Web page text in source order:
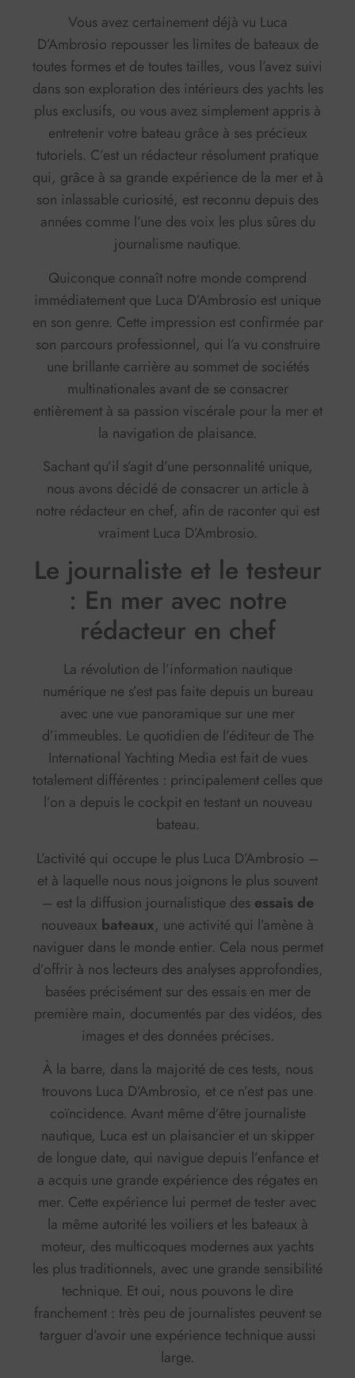
Vous avez certainement déjà vu Luca
D’Ambrosio repousser les limites de bateaux de
toutes formes et de toutes tailles, vous l’avez suivi
dans son exploration des intérieurs des yachts les
plus exclusifs, ou vous avez simplement appris à
entretenir votre bateau grâce à ses précieux
tutoriels. C’est un rédacteur résolument pratique
qui, grâce à sa grande expérience de la mer et à
son inlassable curiosité, est reconnu depuis des
années comme l’une des voix les plus sûres du
journalisme nautique.
Quiconque connaît notre monde comprend
immédiatement que Luca D’Ambrosio est unique
en son genre. Cette impression est confirmée par
son parcours professionnel, qui l’a vu construire
une brillante carrière au sommet de sociétés
multinationales avant de se consacrer
entièrement à sa passion viscérale pour la mer et
la navigation de plaisance.
Sachant qu’il s’agit d’une personnalité unique,
nous avons décidé de consacrer un article à
notre rédacteur en chef, afin de raconter qui est
vraiment Luca D’Ambrosio.
Le journaliste et le testeur
: En mer avec notre
rédacteur en chef
La révolution de l’information nautique
numérique ne s’est pas faite depuis un bureau
avec une vue panoramique sur une mer
d’immeubles. Le quotidien de l’éditeur de The
International Yachting Media est fait de vues
totalement différentes : principalement celles que
l’on a depuis le cockpit en testant un nouveau
bateau.
L’activité qui occupe le plus Luca D’Ambrosio –
et à laquelle nous nous joignons le plus souvent
– est la diffusion journalistique des essais de
nouveaux bateaux, une activité qui l’amène à
naviguer dans le monde entier. Cela nous permet
d’offrir à nos lecteurs des analyses approfondies,
basées précisément sur des essais en mer de
première main, documentés par des vidéos, des
images et des données précises.
À la barre, dans la majorité de ces tests, nous
trouvons Luca D’Ambrosio, et ce n’est pas une
coïncidence. Avant même d’être journaliste
nautique, Luca est un plaisancier et un skipper
de longue date, qui navigue depuis l’enfance et
a acquis une grande expérience des régates en
mer. Cette expérience lui permet de tester avec
la même autorité les voiliers et les bateaux à
moteur, des multicoques modernes aux yachts
les plus traditionnels, avec une grande sensibilité
technique. Et oui, nous pouvons le dire
franchement : très peu de journalistes peuvent se
targuer d’avoir une expérience technique aussi
large.